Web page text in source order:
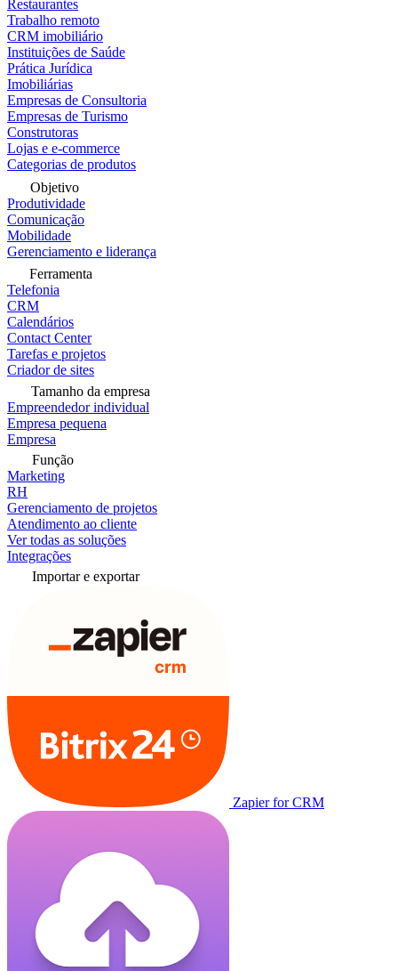
Restaurantes
Trabalho remoto
CRM imobiliário
Instituições de Saúde
Prática Jurídica
Imobiliárias
Empresas de Consultoria
Empresas de Turismo
Construtoras
Lojas e e-commerce
Categorias de produtos
Objetivo
Produtividade
Comunicação
Mobilidade
Gerenciamento e liderança
Ferramenta
Telefonia
CRM
Calendários
Contact Center
Tarefas e projetos
Criador de sites
Tamanho da empresa
Empreendedor individual
Empresa pequena
Empresa
Função
Marketing
RH
Gerenciamento de projetos
Atendimento ao cliente
Ver todas as soluções
Integrações
Importar e exportar
Zapier for CRM